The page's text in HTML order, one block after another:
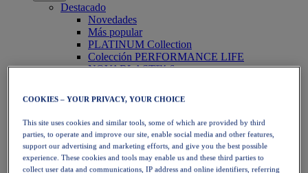
Destacado
Novedades
Más popular
PLATINUM Collection
Colección PERFORMANCE LIFE
NOVABLAST™ 6
Running
Trail Running
Tenis
Voleibol
Balonmano
Pádel
Netball
COOKIES – YOUR PRIVACY, YOUR CHOICE
This site uses cookies and similar tools, some of which are provided by third
parties, to operate and improve our site, enable social media and other features,
support our advertising and marketing efforts, and give you the best possible
experience. These cookies and tools may enable us and these third parties to
collect user data and communications, IP address and online identifiers, referring